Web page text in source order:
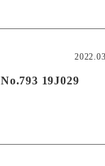
No.793 19J029